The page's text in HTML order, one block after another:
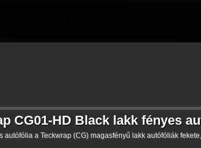
CG01-HD Black lakk fényes
autófólia a Teckwrap (CG) magasfényű lakk autófóliák